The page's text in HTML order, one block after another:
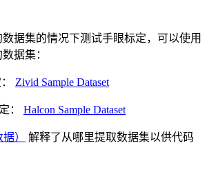
据集的情况下测试手眼标定，可以使用
据集：
Zivid Sample Dataset
： Halcon Sample Dataset
）
解释了从哪里提取数据集以供代码